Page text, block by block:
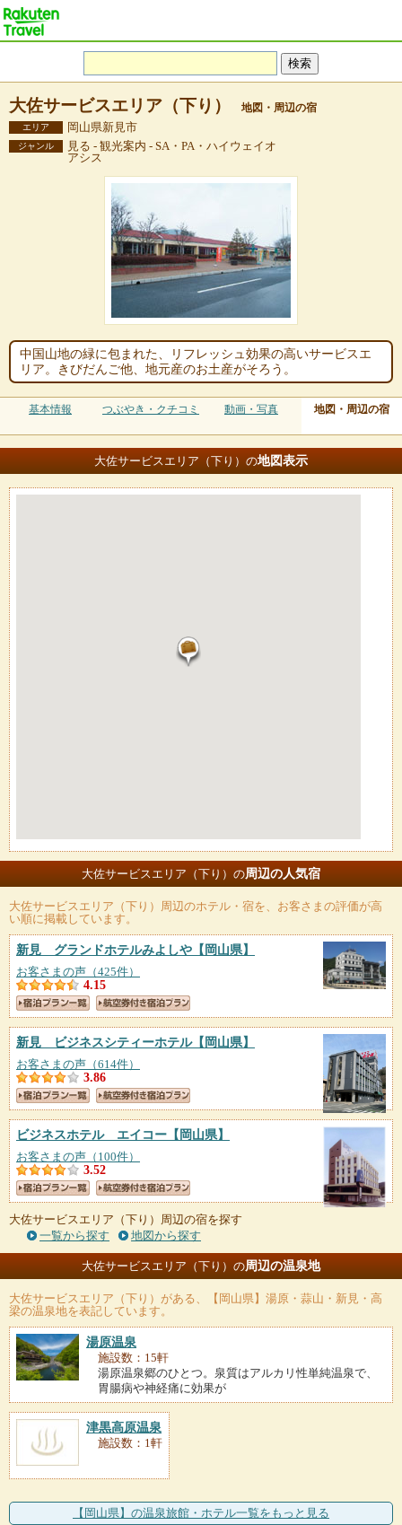
大佐サービスエリア（下り） 地図・周辺の宿
エリア 岡山県新見市
ジャンル
見る - 観光案内 - SA・PA・ハイウェイオ
アシス
中国山地の緑に包まれた、リフレッシュ効果の高いサービスエ
リア。きびだんご他、地元産のお土産がそろう。
基本情報 つぶやき・クチコミ 動画・写真 地図・周辺の宿
大佐サービスエリア（下り）の地図表示
大佐サービスエリア（下り）の周辺の人気宿
大佐サービスエリア（下り） 周辺のホテル・宿を、お客さまの評価が高
い順に掲載しています。
新見 グランドホテルみよしや 【岡山県】
お客さまの声（425件）
4.15
新見 ビジネスシティーホテル【岡山県】
お客さまの声（614件）
3.86
ビジネスホテル エイコー 【岡山県】
お客さまの声（100件）
3.52
大佐サービスエリア（下り）周辺の宿を探す
一覧から探す
地図から探す
大佐サービスエリア（下り）の周辺の温泉地
大佐サービスエリア（下り） がある、【岡山県】湯原・蒜山・新見・高
梁の温泉地を表記しています。
湯原温泉
施設数：15軒
湯原温泉郷のひとつ。泉質はアルカリ性単純温泉で、
胃腸病や神経痛に効果が
津黒高原温泉
施設数：1軒
【岡山県】の温泉旅館・ホテル一覧をもっと見る